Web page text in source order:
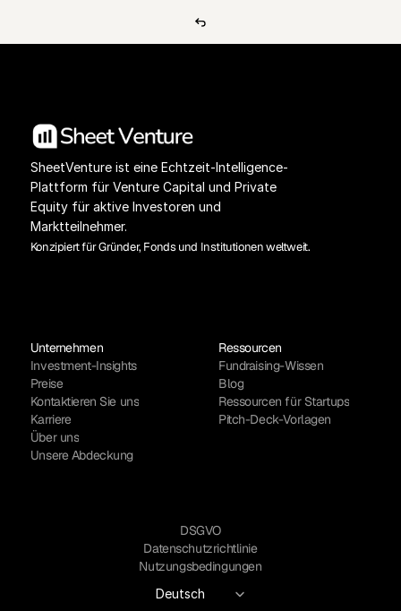
SheetVenture ist eine Echtzeit-Intelligence-
Plattform für Venture Capital und Private
Equity für aktive Investoren und
Marktteilnehmer.
Konzipiert für Gründer, Fonds und Institutionen weltweit.
Unternehmen
Investment-Insights
Preise
Kontaktieren Sie uns
Karriere
Über uns
Unsere Abdeckung
Ressourcen
Fundraising-Wissen
Blog
Ressourcen für Startups
Pitch-Deck-Vorlagen
DSGVO
Datenschutzrichtlinie
Nutzungsbedingungen
Deutsch